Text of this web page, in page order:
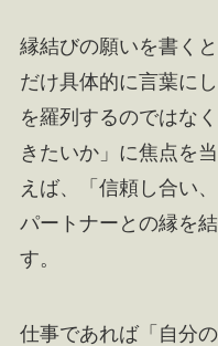
縁結びの願いを書く
だけ具体的に言葉に
を羅列するのではな
きたいか」に焦点を
えば、「信頼し合い
パートナーとの縁を
す。
仕事であれば「自分